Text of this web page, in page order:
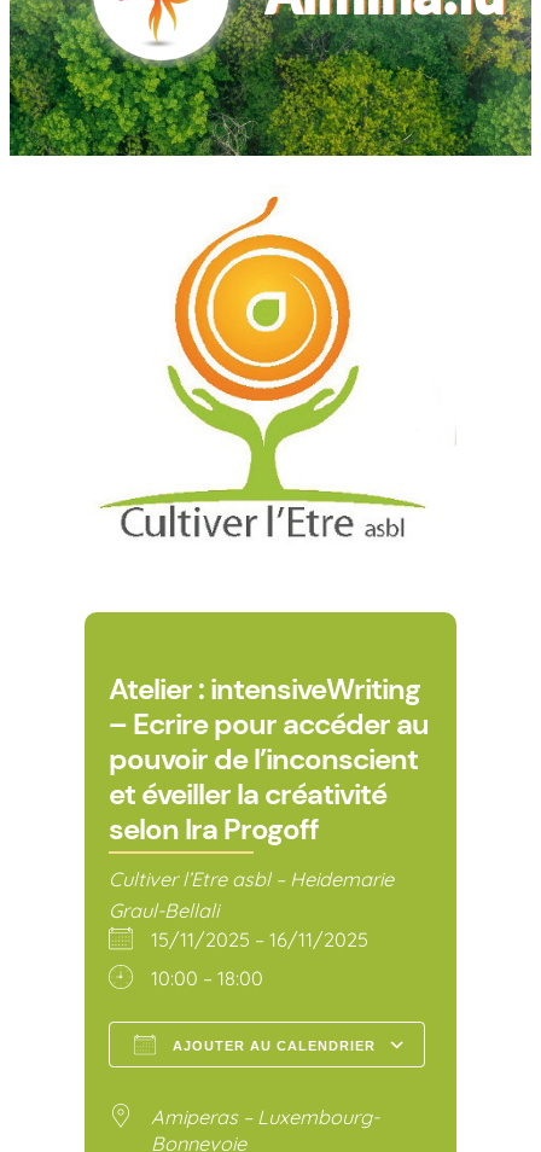
Atelier : intensiveWriting
– Ecrire pour accéder au
pouvoir de l’inconscient
et éveiller la créativité
selon Ira Progoff
Cultiver l’Etre asbl – Heidemarie
Graul-Bellali
15/11/2025 – 16/11/2025
10:00 – 18:00
AJOUTER AU CALENDRIER
Amiperas – Luxembourg-
Bonnevoie